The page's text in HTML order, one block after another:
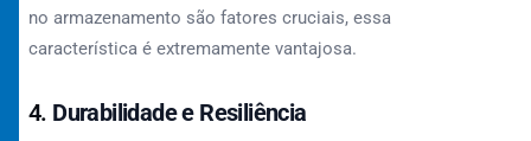
no armazenamento são fatores cruciais, essa
característica é extremamente vantajosa.
4. Durabilidade e Resiliência